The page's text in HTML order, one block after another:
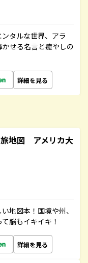
タルな世界、アラ
せる名言と癒やしの
詳細を見る
地図 アメリカ大
地図本！国境や州、
脳もイキイキ！
詳細を見る